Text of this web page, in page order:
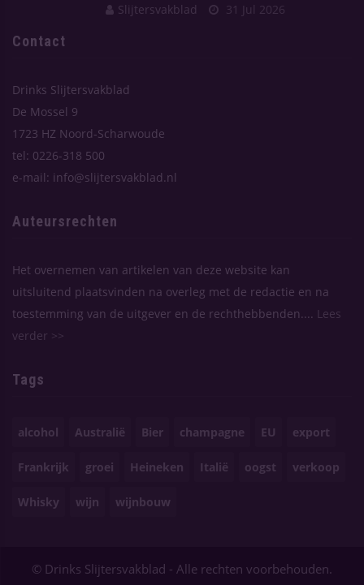
Slijtersvakblad
31 Jul 2026
Contact
Drinks Slijtersvakblad
De Mossel 9
1723 HZ Noord-Scharwoude
tel: 0226-318 500
e-mail: info@slijtersvakblad.nl
Auteursrechten
Het overnemen van artikelen van deze website kan
uitsluitend plaatsvinden na overleg met de redactie en na
toestemming van de uitgever en de rechthebbenden....
Lees
verder >>
Tags
alcohol Australië Bier champagne EU export
Frankrijk groei Heineken Italië oogst verkoop
Whisky wijn wijnbouw
© Drinks Slijtersvakblad - Alle rechten voorbehouden.